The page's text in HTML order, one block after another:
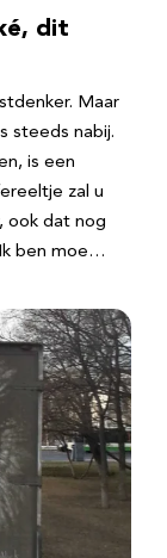
dit
Maar
steeds nabij.
is een
zal u
ook dat nog
ben moe…